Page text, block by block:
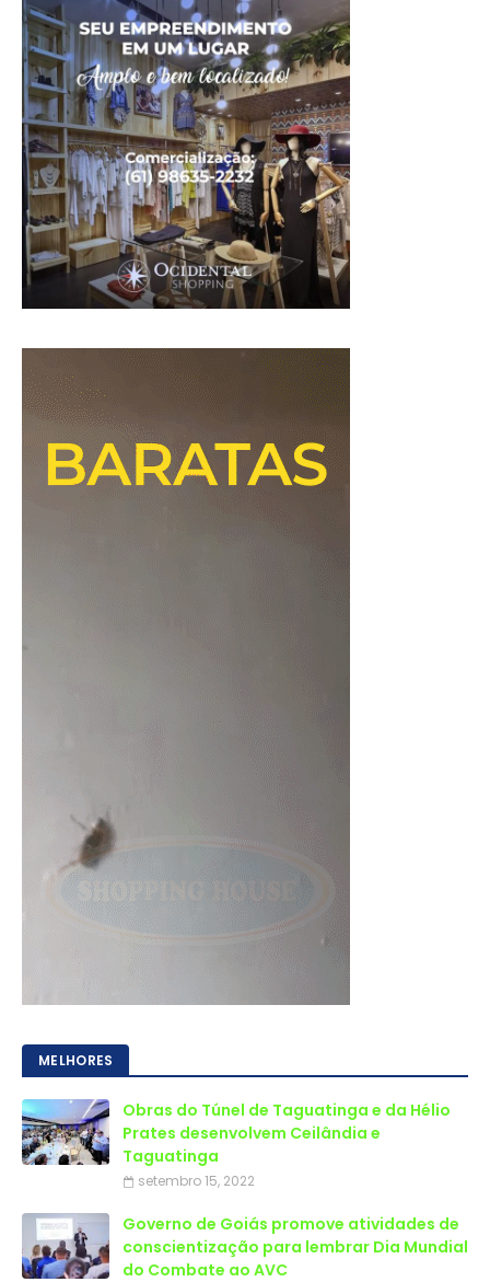
MELHORES
Obras do Túnel de Taguatinga e da Hélio
Prates desenvolvem Ceilândia e
Taguatinga
setembro 15, 2022
Governo de Goiás promove atividades de
conscientização para lembrar Dia Mundial
do Combate ao AVC